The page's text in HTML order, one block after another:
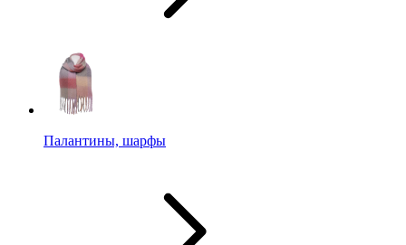
Палантины, шарфы